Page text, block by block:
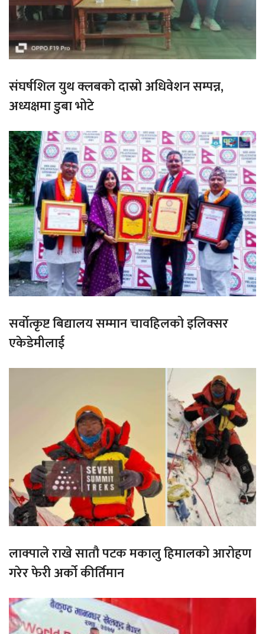
संघर्षशिल युथ क्लबको दास्रो अधिवेशन सम्पन्न,
अध्यक्षमा डुबा भोटे
सर्वोत्कृष्ट बिद्यालय सम्मान चावहिलको इलिक्सर
एकेडेमीलाई
लाक्पाले राखे सातौ पटक मकालु हिमालको आरोहण
गरेर फेरी अर्को कीर्तिमान